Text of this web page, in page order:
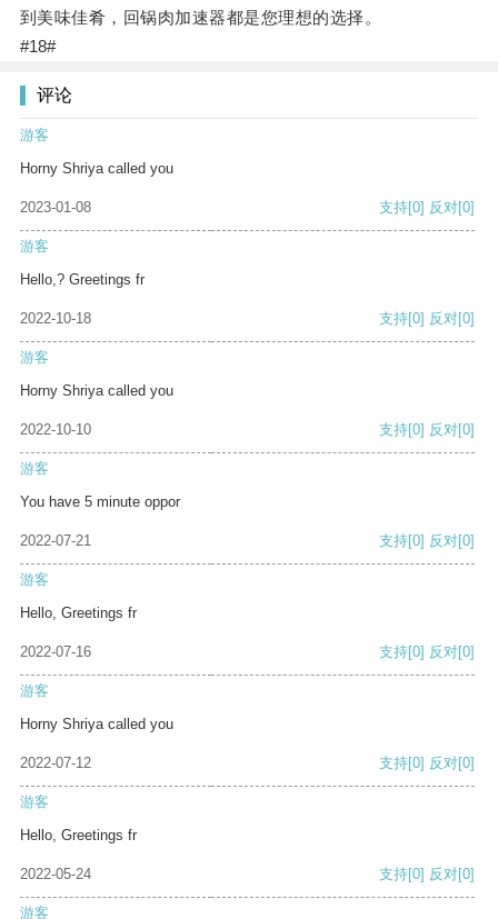
到美味佳肴，回锅肉加速器都是您理想的选择。
#18#
评论
游客
Horny Shriya called you
2023-01-08 支持[0] 反对[0]
游客
Hello,? Greetings fr
2022-10-18 支持[0] 反对[0]
游客
Horny Shriya called you
2022-10-10 支持[0] 反对[0]
游客
You have 5 minute oppor
2022-07-21 支持[0] 反对[0]
游客
Hello, Greetings fr
2022-07-16 支持[0] 反对[0]
游客
Horny Shriya called you
2022-07-12 支持[0] 反对[0]
游客
Hello, Greetings fr
2022-05-24 支持[0] 反对[0]
游客